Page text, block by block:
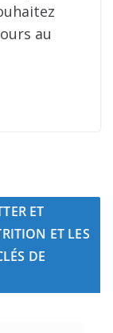
au
ET
ET LES
DE